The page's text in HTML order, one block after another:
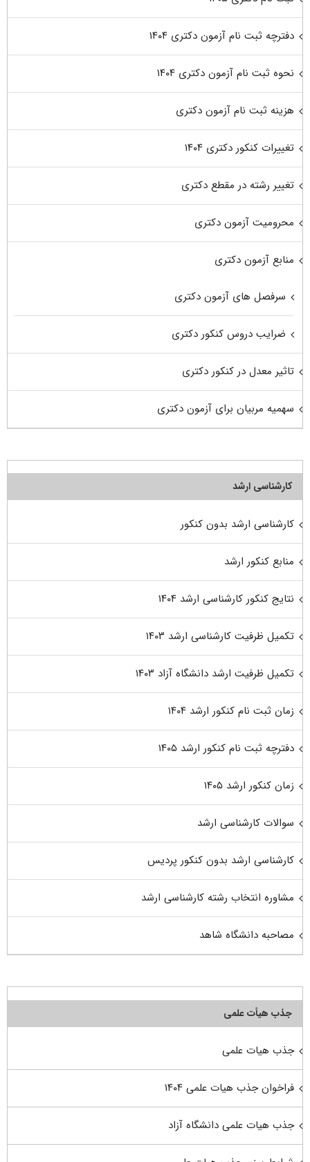
دفترچه ثبت نام آزمون دکتری ۱۴۰۴
نحوه ثبت نام آزمون دکتری ۱۴۰۴
هزینه ثبت نام آزمون دکتری
تغییرات کنکور دکتری ۱۴۰۴
تغییر رشته در مقطع دکتری
محرومیت آزمون دکتری
منابع آزمون دکتری
سرفصل های آزمون دکتری
ضرایب دروس کنکور دکتری
تاثیر معدل در کنکور دکتری
سهمیه مربیان برای آزمون دکتری
کارشناسی ارشد
کارشناسی ارشد بدون کنکور
منابع کنکور ارشد
نتایج کنکور کارشناسی ارشد ۱۴۰۴
تکمیل ظرفیت کارشناسی ارشد ۱۴۰۳
تکمیل ظرفیت ارشد دانشگاه آزاد ۱۴۰۳
زمان ثبت نام کنکور ارشد ۱۴۰۴
دفترچه ثبت نام کنکور ارشد ۱۴۰۵
زمان کنکور ارشد ۱۴۰۵
سوالات کارشناسی ارشد
کارشناسی ارشد بدون کنکور پردیس
مشاوره انتخاب رشته کارشناسی ارشد
مصاحبه دانشگاه شاهد
جذب هیأت علمی
جذب هیات علمی
فراخوان جذب هیات علمی ۱۴۰۴
جذب هیات علمی دانشگاه آزاد